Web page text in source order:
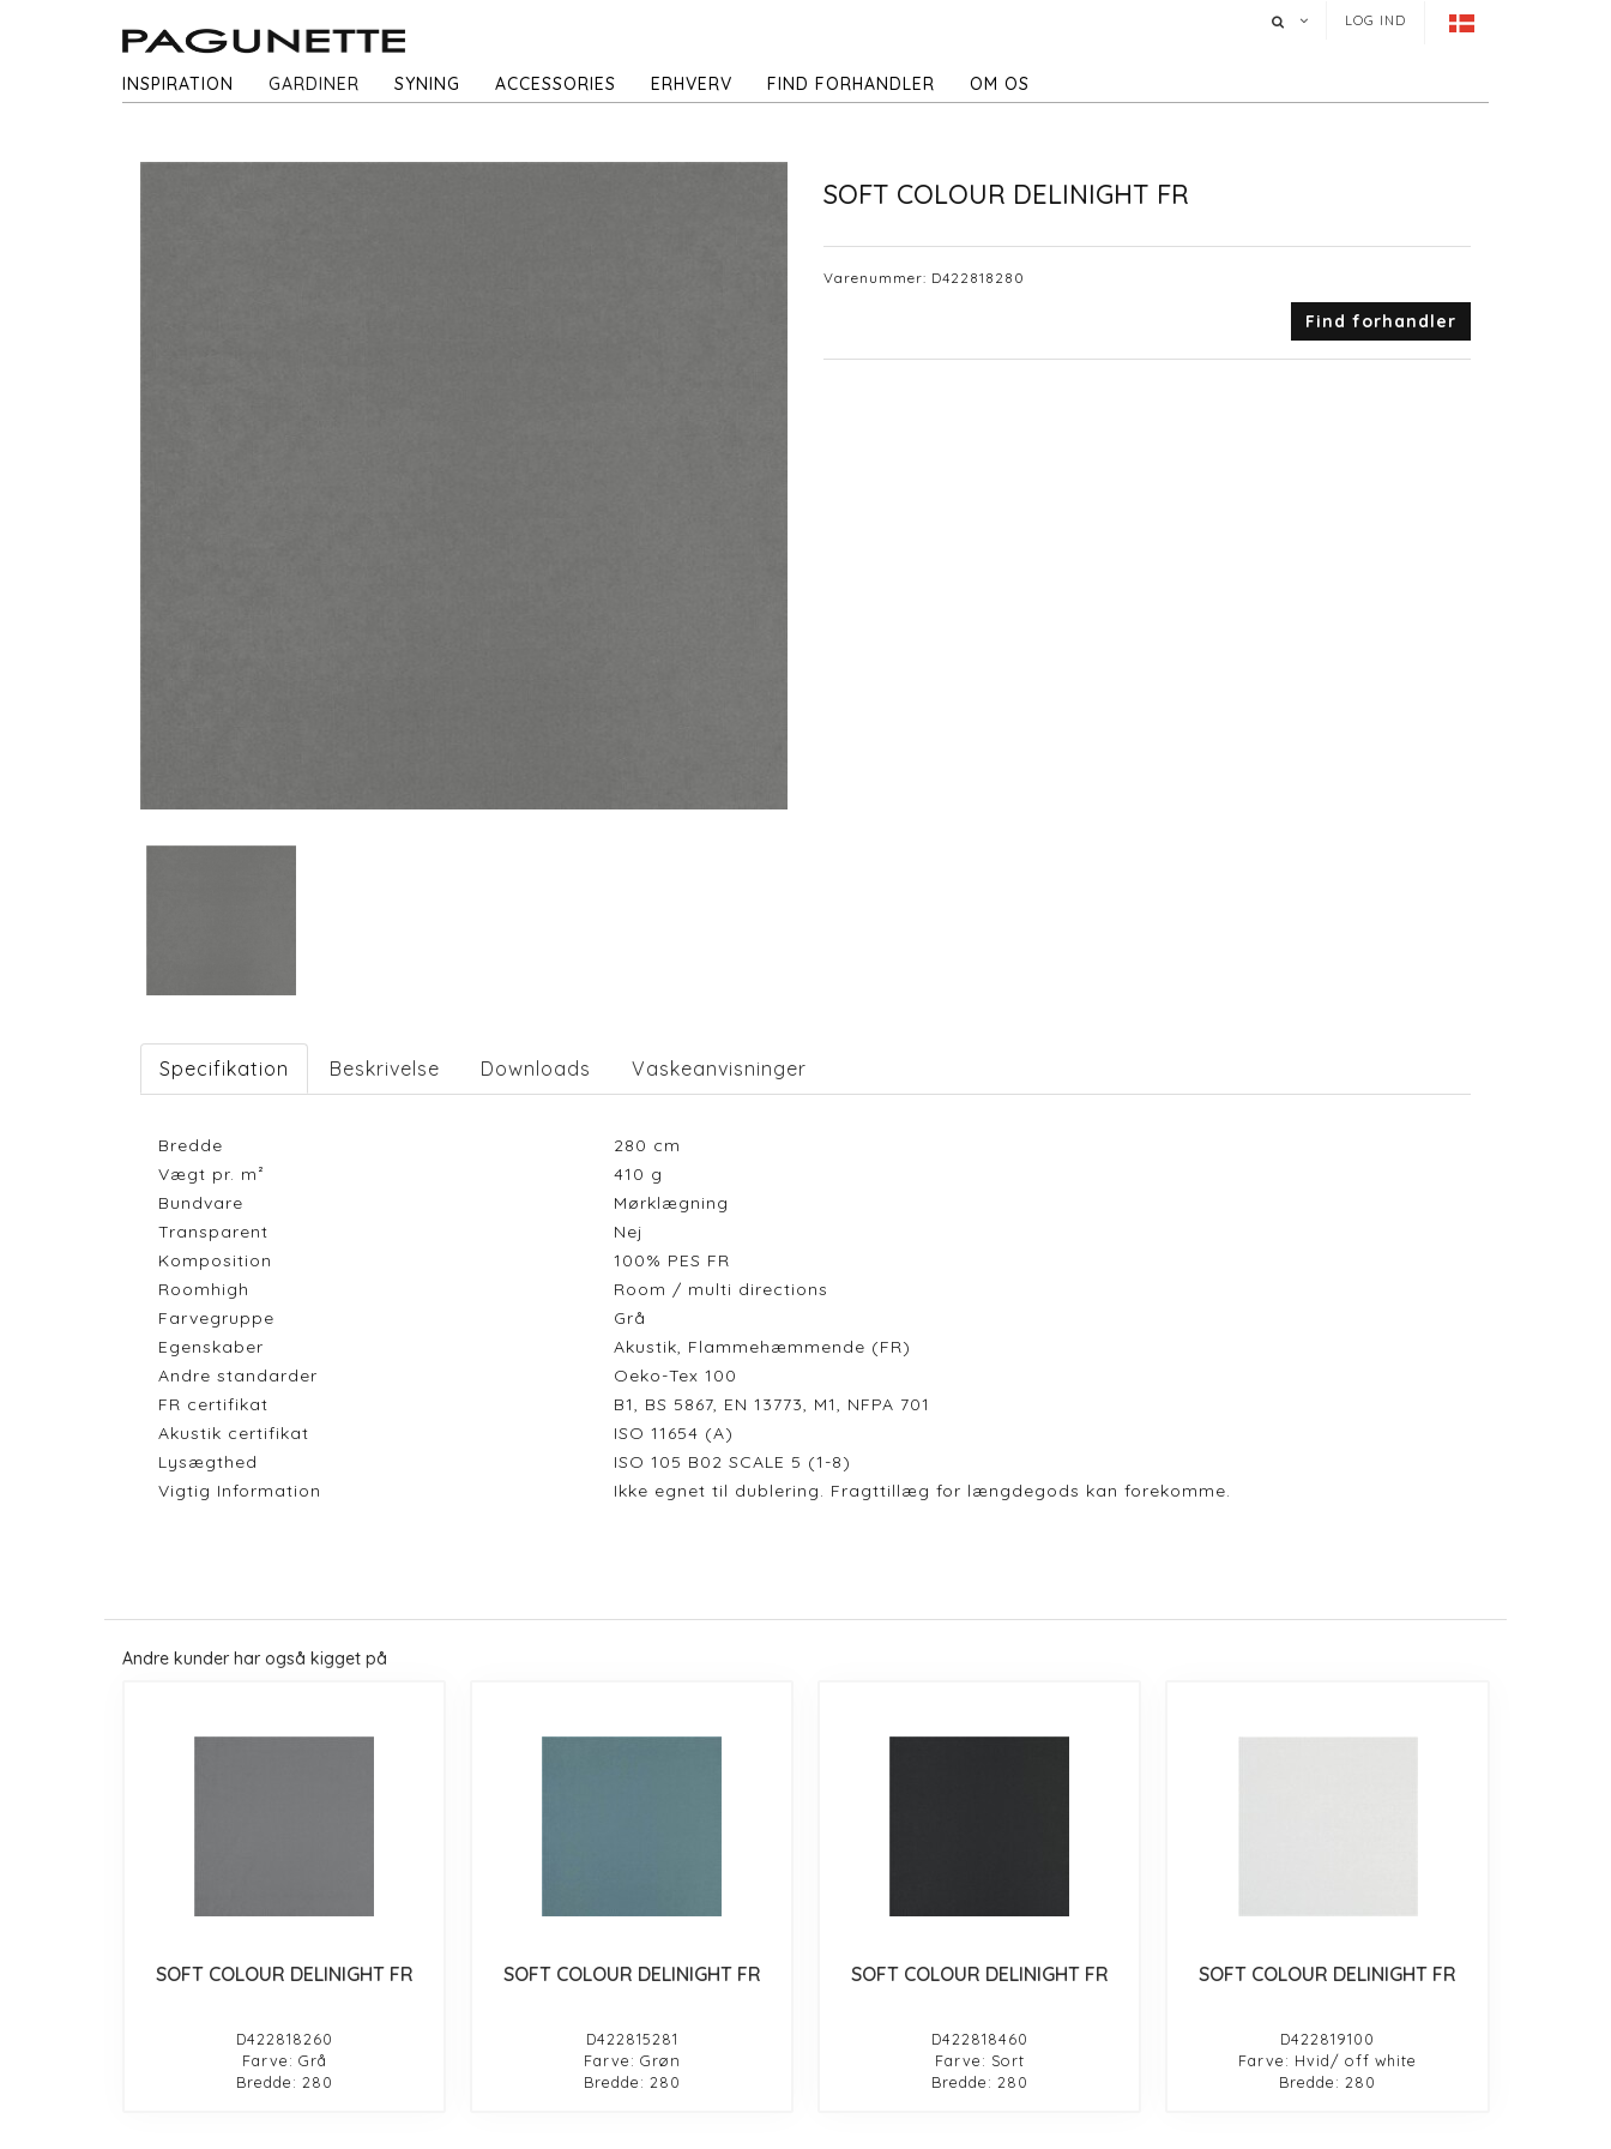
LOG IND
INSPIRATION GARDINER SYNING ACCESSORIES ERHVERV FIND FORHANDLER OM OS
SOFT COLOUR DELINIGHT FR
Varenummer: D422818280
Find forhandler
Specifikation Beskrivelse Downloads Vaskeanvisninger
Bredde 280 cm
Vægt pr. m²
410 g
Bundvare
Mørklægning
Transparent
Nej
Komposition
100% PES FR
Roomhigh
Room / multi directions
Farvegruppe
Grå
Egenskaber
Akustik, Flammehæmmende (FR)
Andre standarder
Oeko-Tex 100
FR certifikat
B1, BS 5867, EN 13773, M1, NFPA 701
Akustik certifikat
ISO 11654 (A)
Lysægthed
ISO 105 B02 SCALE 5 (1-8)
Vigtig Information
Ikke egnet til dublering. Fragttillæg for længdegods kan forekomme.
Andre kunder har også kigget på
SOFT COLOUR DELINIGHT FR
D422818260
Farve: Grå
Bredde: 280
SOFT COLOUR DELINIGHT FR
D422815281
Farve: Grøn
Bredde: 280
SOFT COLOUR DELINIGHT FR
D422818460
Farve: Sort
Bredde: 280
SOFT COLOUR DELINIGHT FR
D422819100
Farve: Hvid/ off white
Bredde: 280